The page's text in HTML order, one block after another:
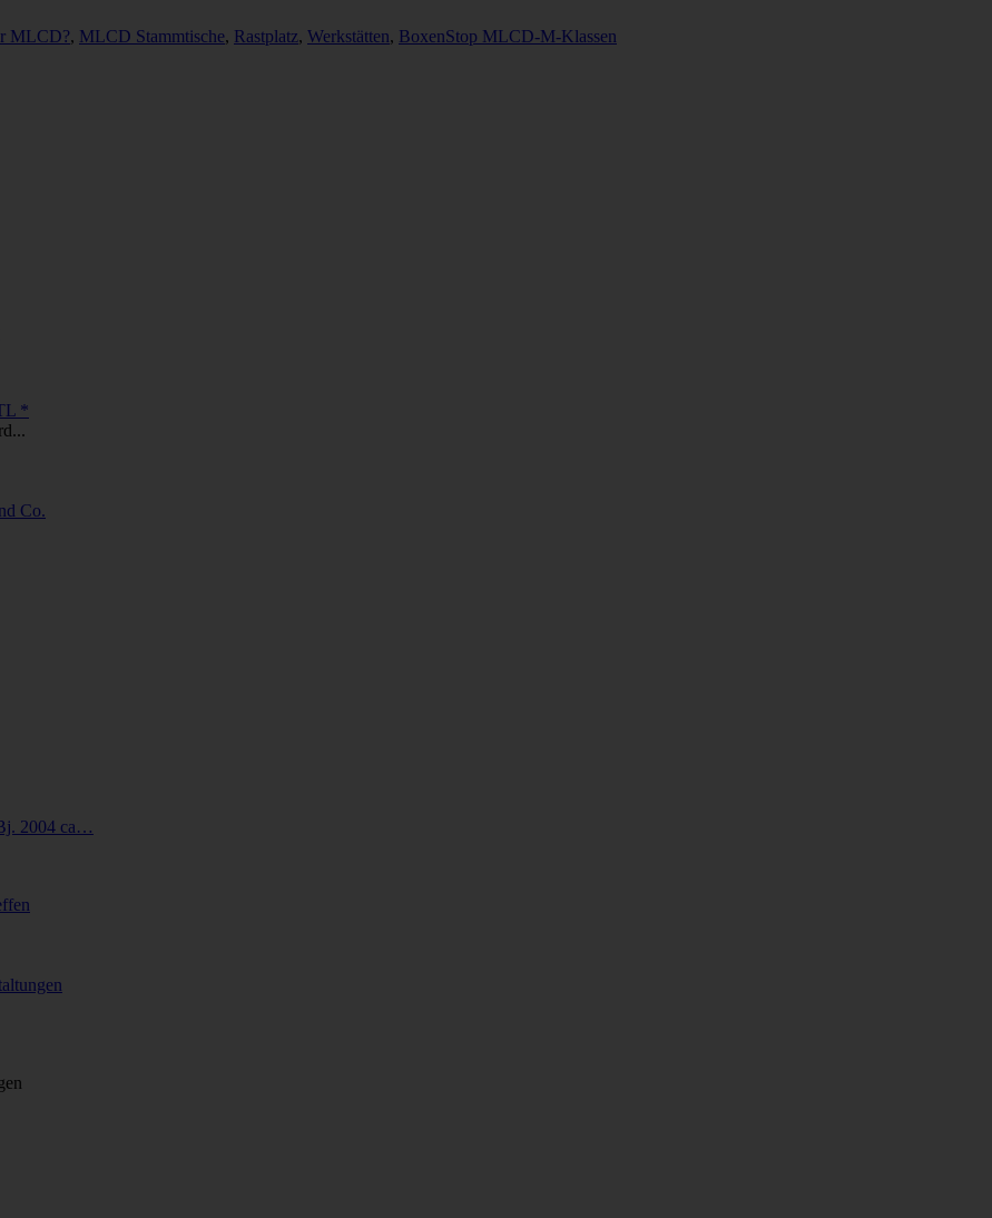
MLCD?, MLCD Stammtische, Rastplatz, Werkstätten, BoxenStop MLCD-M-Klassen
*
Co.
2004 ca…